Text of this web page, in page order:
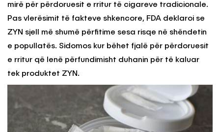
mirë për përdoruesit e rritur të cigareve tradicionale.
Pas vlerësimit të fakteve shkencore, FDA deklaroi se
ZYN sjell më shumë përfitime sesa risqe në shëndetin
e popullatës. Sidomos kur bëhet fjalë për përdoruesit
e rritur që lenë përfundimisht duhanin për të kaluar
tek produktet ZYN.